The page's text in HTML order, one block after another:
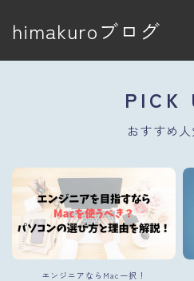
himakuroブログ
MENU
プライバシーポリシー
利用規約／特定商取引法に基
特定商取引法に基づく表記
運営者情報
PICK
おすすめ
エンジニアならMac一択！